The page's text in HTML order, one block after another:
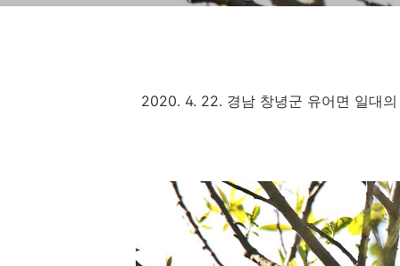
2020. 4. 22. 경남 창녕군 유어면 일대